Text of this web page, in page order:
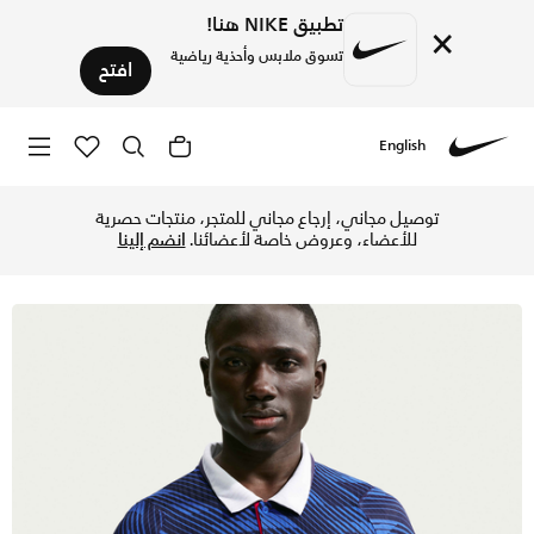
× تطبيق NIKE هنا!
تسوق ملابس وأحذية رياضية افتح
English
توصيل مجاني، إرجاع مجاني للمتجر، منتجات حصرية
للأعضاء، وعروض خاصة لأعضائنا.انضم إلينا